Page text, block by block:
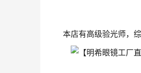
本店有高级验光师，